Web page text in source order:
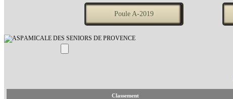
Poule A-2019
AMICALE DES SENIORS DE PROVENCE
Classement